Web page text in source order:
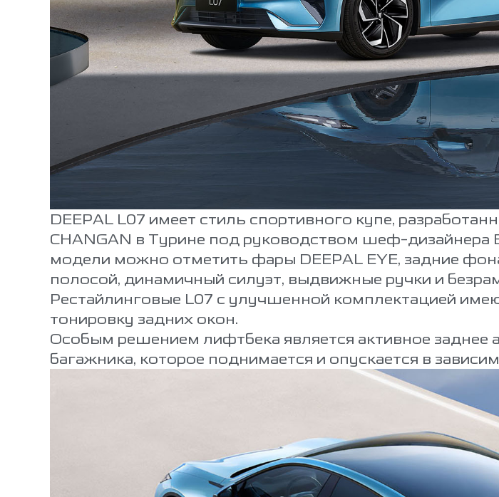
DEEPAL L07 имеет стиль спортивного купе,
CHANGAN в Турине под руководством шеф-дизайнера
модели можно отметить фары DEEPAL EYE, задние
полосой, динамичный силуэт, выдвижные ручки и
Рестайлинговые L07 с улучшенной комплектацией
тонировку задних окон.
Особым решением лифтбека является активное заднее
багажника, которое поднимается и опускается в